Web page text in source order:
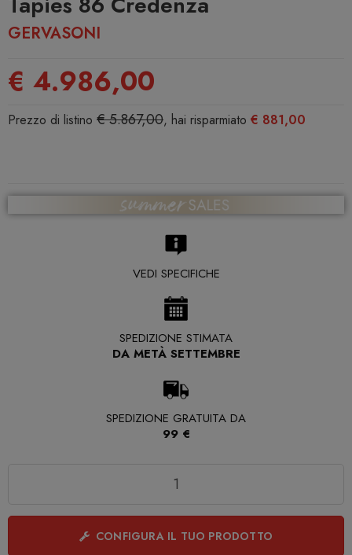
GERVASONI
€ 4.986,00
Prezzo di listino € 5.867,00, hai risparmiato € 881,00
VEDI SPECIFICHE
SPEDIZIONE STIMATA
DA METÀ SETTEMBRE
SPEDIZIONE GRATUITA DA
99 €
CONFIGURA IL TUO PRODOTTO